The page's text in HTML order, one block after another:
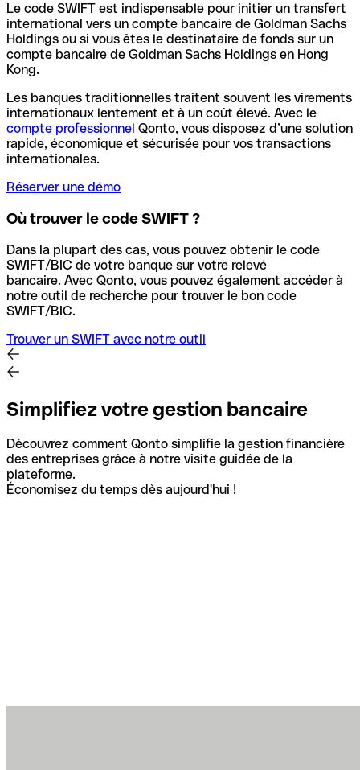
Le code SWIFT est indispensable pour initier un transfert
international vers un compte bancaire de Goldman Sachs
Holdings ou si vous êtes le destinataire de fonds sur un
compte bancaire de Goldman Sachs Holdings en Hong
Kong.
Les banques traditionnelles traitent souvent les virements
internationaux lentement et à un coût élevé. Avec le
compte professionnel Qonto, vous disposez d’une solution
rapide, économique et sécurisée pour vos transactions
internationales.
Réserver une démo
Où trouver le code SWIFT ?
Dans la plupart des cas, vous pouvez obtenir le code
SWIFT/BIC de votre banque sur votre relevé
bancaire. Avec Qonto, vous pouvez également accéder à
notre outil de recherche pour trouver le bon code
SWIFT/BIC.
Trouver un SWIFT avec notre outil
Simplifiez votre gestion bancaire
Découvrez comment Qonto simplifie la gestion financière
des entreprises grâce à notre visite guidée de la
plateforme.
Économisez du temps dès aujourd'hui !